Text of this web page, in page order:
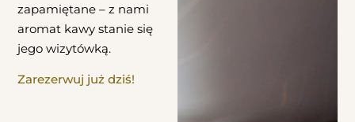
zapamiętane – z nami
aromat kawy stanie się
jego wizytówką.
Zarezerwuj już dziś!